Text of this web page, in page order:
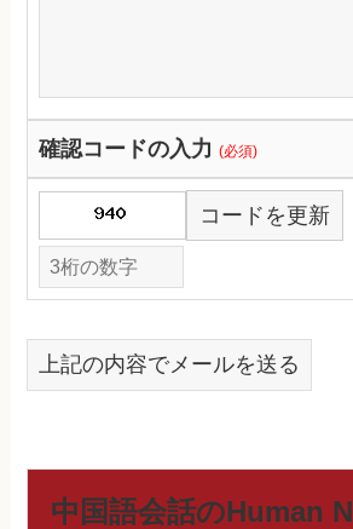
確認コードの入力(必須)
コードを更新
上記の内容でメールを送る
中国語会話のHuman